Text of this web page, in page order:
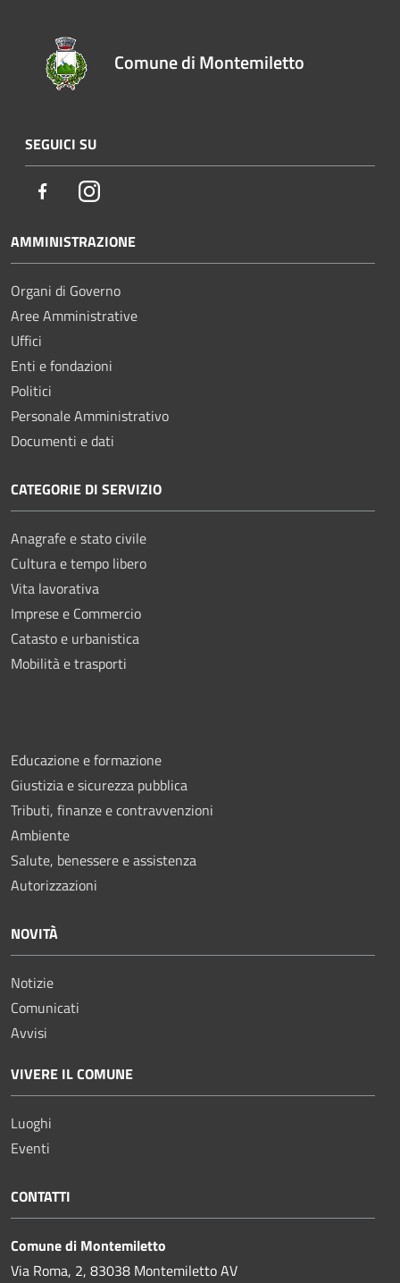
Comune di Montemiletto
SEGUICI SU
FacebookInstagram
AMMINISTRAZIONE
Organi di Governo
Aree Amministrative
Uffici
Enti e fondazioni
Politici
Personale Amministrativo
Documenti e dati
CATEGORIE DI SERVIZIO
Anagrafe e stato civile
Cultura e tempo libero
Vita lavorativa
Imprese e Commercio
Catasto e urbanistica
Mobilità e trasporti
Educazione e formazione
Giustizia e sicurezza pubblica
Tributi, finanze e contravvenzioni
Ambiente
Salute, benessere e assistenza
Autorizzazioni
NOVITÀ
Notizie
Comunicati
Avvisi
VIVERE IL COMUNE
Luoghi
Eventi
CONTATTI
Comune di Montemiletto
Via Roma, 2, 83038 Montemiletto AV